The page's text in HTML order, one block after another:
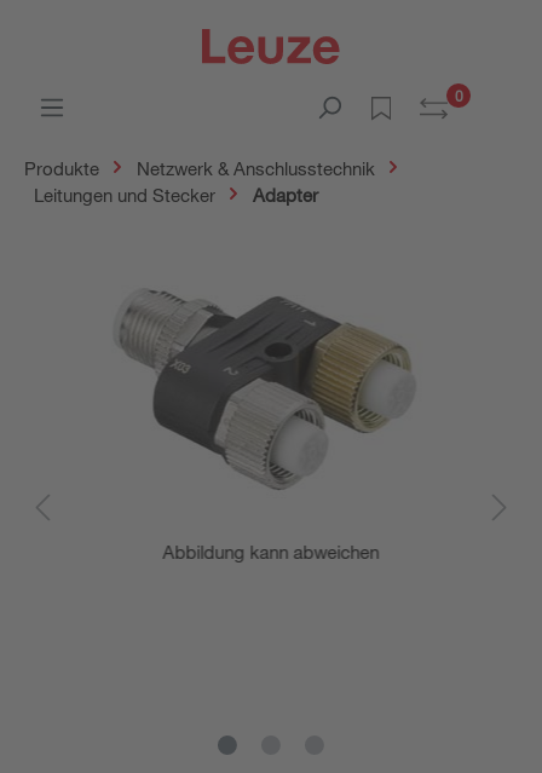
0
Produkte
Netzwerk & Anschlusstechnik
Leitungen und Stecker
Adapter
Abbildung kann abweichen